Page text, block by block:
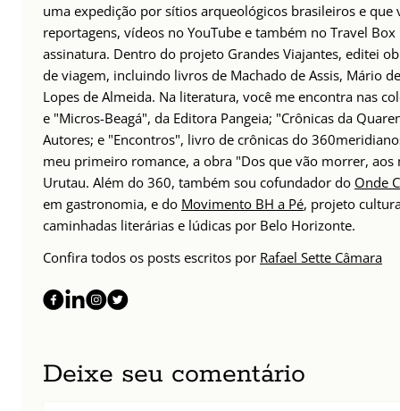
uma expedição por sítios arqueológicos brasileiros e que
reportagens, vídeos no YouTube e também no Travel
assinatura. Dentro do projeto Grandes Viajantes, editei
de viagem, incluindo livros de Machado de Assis, Mário
Lopes de Almeida. Na literatura, você me encontra nas
e "Micros-Beagá", da Editora Pangeia; "Crônicas da
Autores; e "Encontros", livro de crônicas do
meu primeiro romance, a obra "Dos que vão morrer, aos
Urutau. Além do 360, também sou cofundador do Onde
em gastronomia, e do Movimento BH a Pé, projeto
caminhadas literárias e lúdicas por Belo Horizonte.
Confira todos os posts escritos por Rafael Sette Câmara
Deixe seu comentário